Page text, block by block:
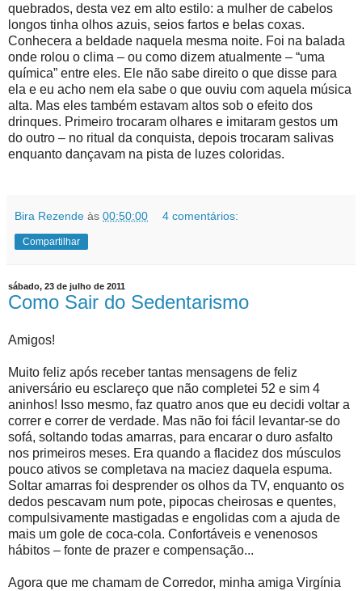
quebrados, desta vez em alto estilo: a mulher de cabelos
longos tinha olhos azuis, seios fartos e belas coxas.
Conhecera a beldade naquela mesma noite. Foi na balada
onde rolou o clima – ou como dizem atualmente – “uma
química” entre eles. Ele não sabe direito o que disse para
ela e eu acho nem ela sabe o que ouviu com aquela música
alta. Mas eles também estavam altos sob o efeito dos
drinques. Primeiro trocaram olhares e imitaram gestos um
do outro – no ritual da conquista, depois trocaram salivas
enquanto dançavam na pista de luzes coloridas.
Bira Rezende às 00:50:00 4 comentários:
Compartilhar
sábado, 23 de julho de 2011
Como Sair do Sedentarismo
Amigos!
Muito feliz após receber tantas mensagens de feliz
aniversário eu esclareço que não completei 52 e sim 4
aninhos! Isso mesmo, faz quatro anos que eu decidi voltar a
correr e correr de verdade. Mas não foi fácil levantar-se do
sofá, soltando todas amarras, para encarar o duro asfalto
nos primeiros meses. Era quando a flacidez dos músculos
pouco ativos se completava na maciez daquela espuma.
Soltar amarras foi desprender os olhos da TV, enquanto os
dedos pescavam num pote, pipocas cheirosas e quentes,
compulsivamente mastigadas e engolidas com a ajuda de
mais um gole de coca-cola. Confortáveis e venenosos
hábitos – fonte de prazer e compensação...
Agora que me chamam de Corredor, minha amiga Virgínia